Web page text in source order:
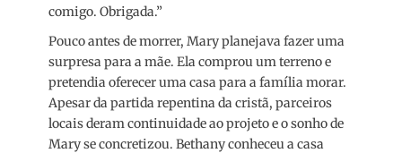
comigo. Obrigada.”
Pouco antes de morrer, Mary planejava fazer uma
surpresa para a mãe. Ela comprou um terreno e
pretendia oferecer uma casa para a família morar.
Apesar da partida repentina da cristã, parceiros
locais deram continuidade ao projeto e o sonho de
Mary se concretizou. Bethany conheceu a casa